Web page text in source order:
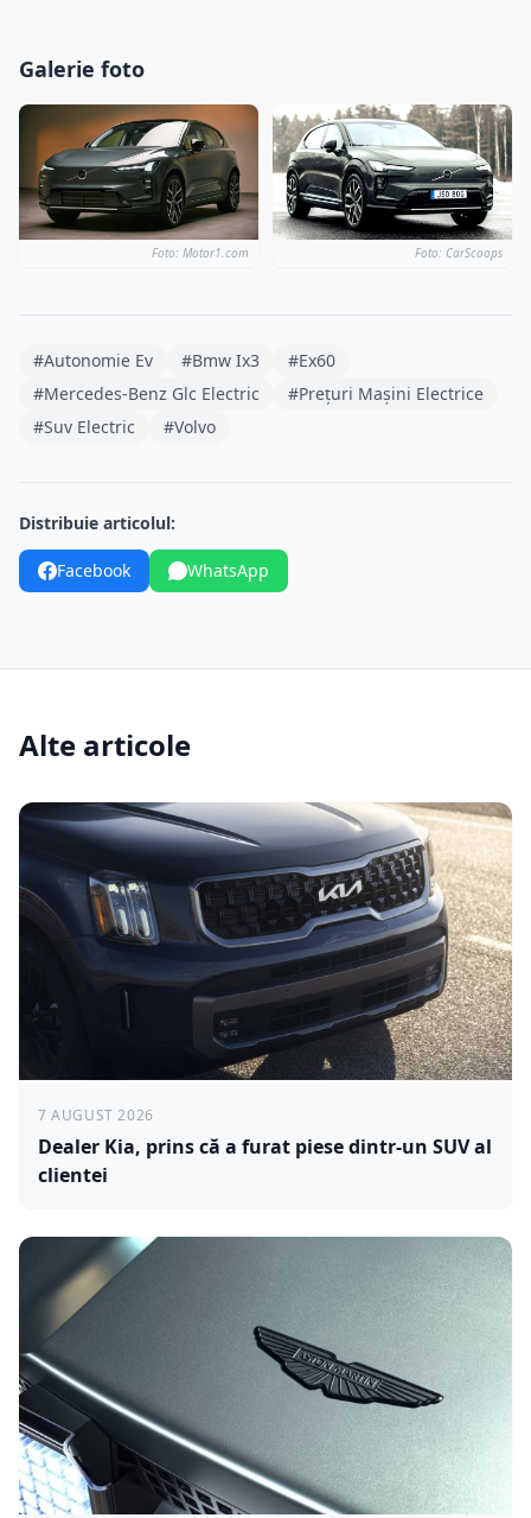
Galerie foto
Foto: Motor1.com Foto: CarScoops
#Autonomie Ev #Bmw Ix3
#Ex60
#Mercedes-Benz Glc Electric
#Prețuri Mașini Electrice
#Suv Electric
#Volvo
Distribuie articolul:
Facebook WhatsApp
Alte articole
7 AUGUST 2026
Dealer Kia, prins că a furat piese dintr-un SUV al
clientei